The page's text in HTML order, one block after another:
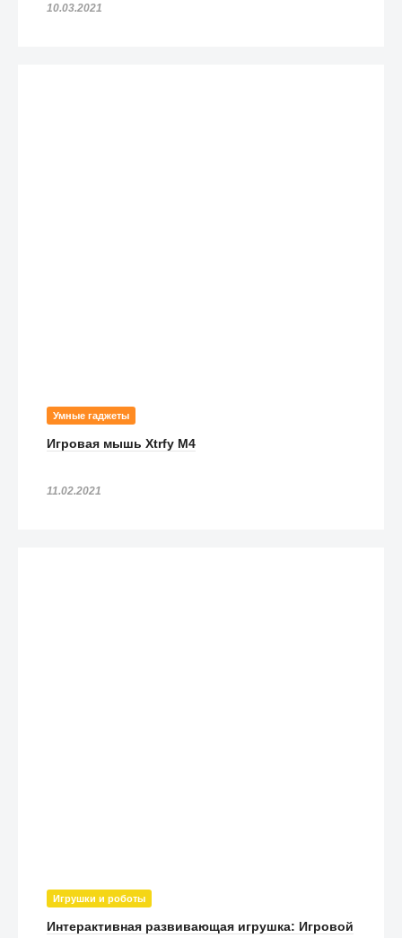
10.03.2021
Умные гаджеты
Игровая мышь Xtrfy M4
11.02.2021
Игрушки и роботы
Интерактивная развивающая игрушка: Игровой